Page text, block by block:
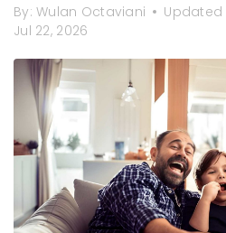
By:Wulan Octaviani Updated
Jul 22, 2026